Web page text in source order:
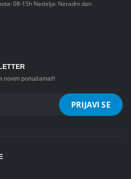
08-15h Nedelja: Neradni dan
novim ponudama!!!